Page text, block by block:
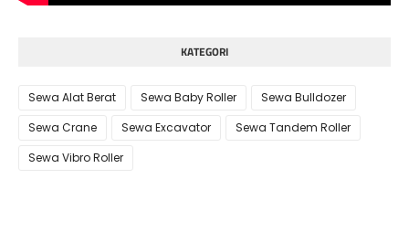
KATEGORI
Sewa Alat Berat Sewa Baby Roller
Sewa Bulldozer
Sewa Crane
Sewa Excavator
Sewa Tandem Roller
Sewa Vibro Roller